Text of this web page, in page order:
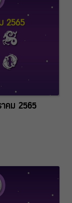
คม 2565